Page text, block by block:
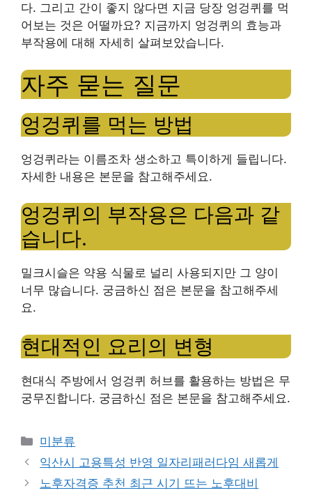
다. 그리고 간이 좋지 않다면 지금 당장 엉겅퀴를 먹
어보는 것은 어떨까요? 지금까지 엉겅퀴의 효능과
부작용에 대해 자세히 살펴보았습니다.
자주 묻는 질문
엉겅퀴를 먹는 방법
엉겅퀴라는 이름조차 생소하고 특이하게 들립니다.
자세한 내용은 본문을 참고해주세요.
엉겅퀴의 부작용은 다음과 같
습니다.
밀크시슬은 약용 식물로 널리 사용되지만 그 양이
너무 많습니다. 궁금하신 점은 본문을 참고해주세
요.
현대적인 요리의 변형
현대식 주방에서 엉겅퀴 허브를 활용하는 방법은 무
궁무진합니다. 궁금하신 점은 본문을 참고해주세요.
Categories
미분류
익산시 고용특성 반영 일자리패러다임 새롭게
노후자격증 추천 최근 시기 뜨는 노후대비